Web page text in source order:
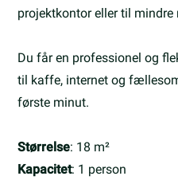
projektkontor eller til mindre
Du får en professionel og
til kaffe, internet og
første minut.
Størrelse: 18 m²
Kapacitet: 1 person